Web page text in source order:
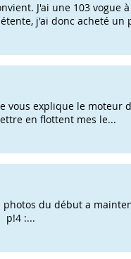
J'ai une 103 vogue
j'ai donc acheté un
vous explique le moteur
en flottent mes le...
du début a
p!4 :...